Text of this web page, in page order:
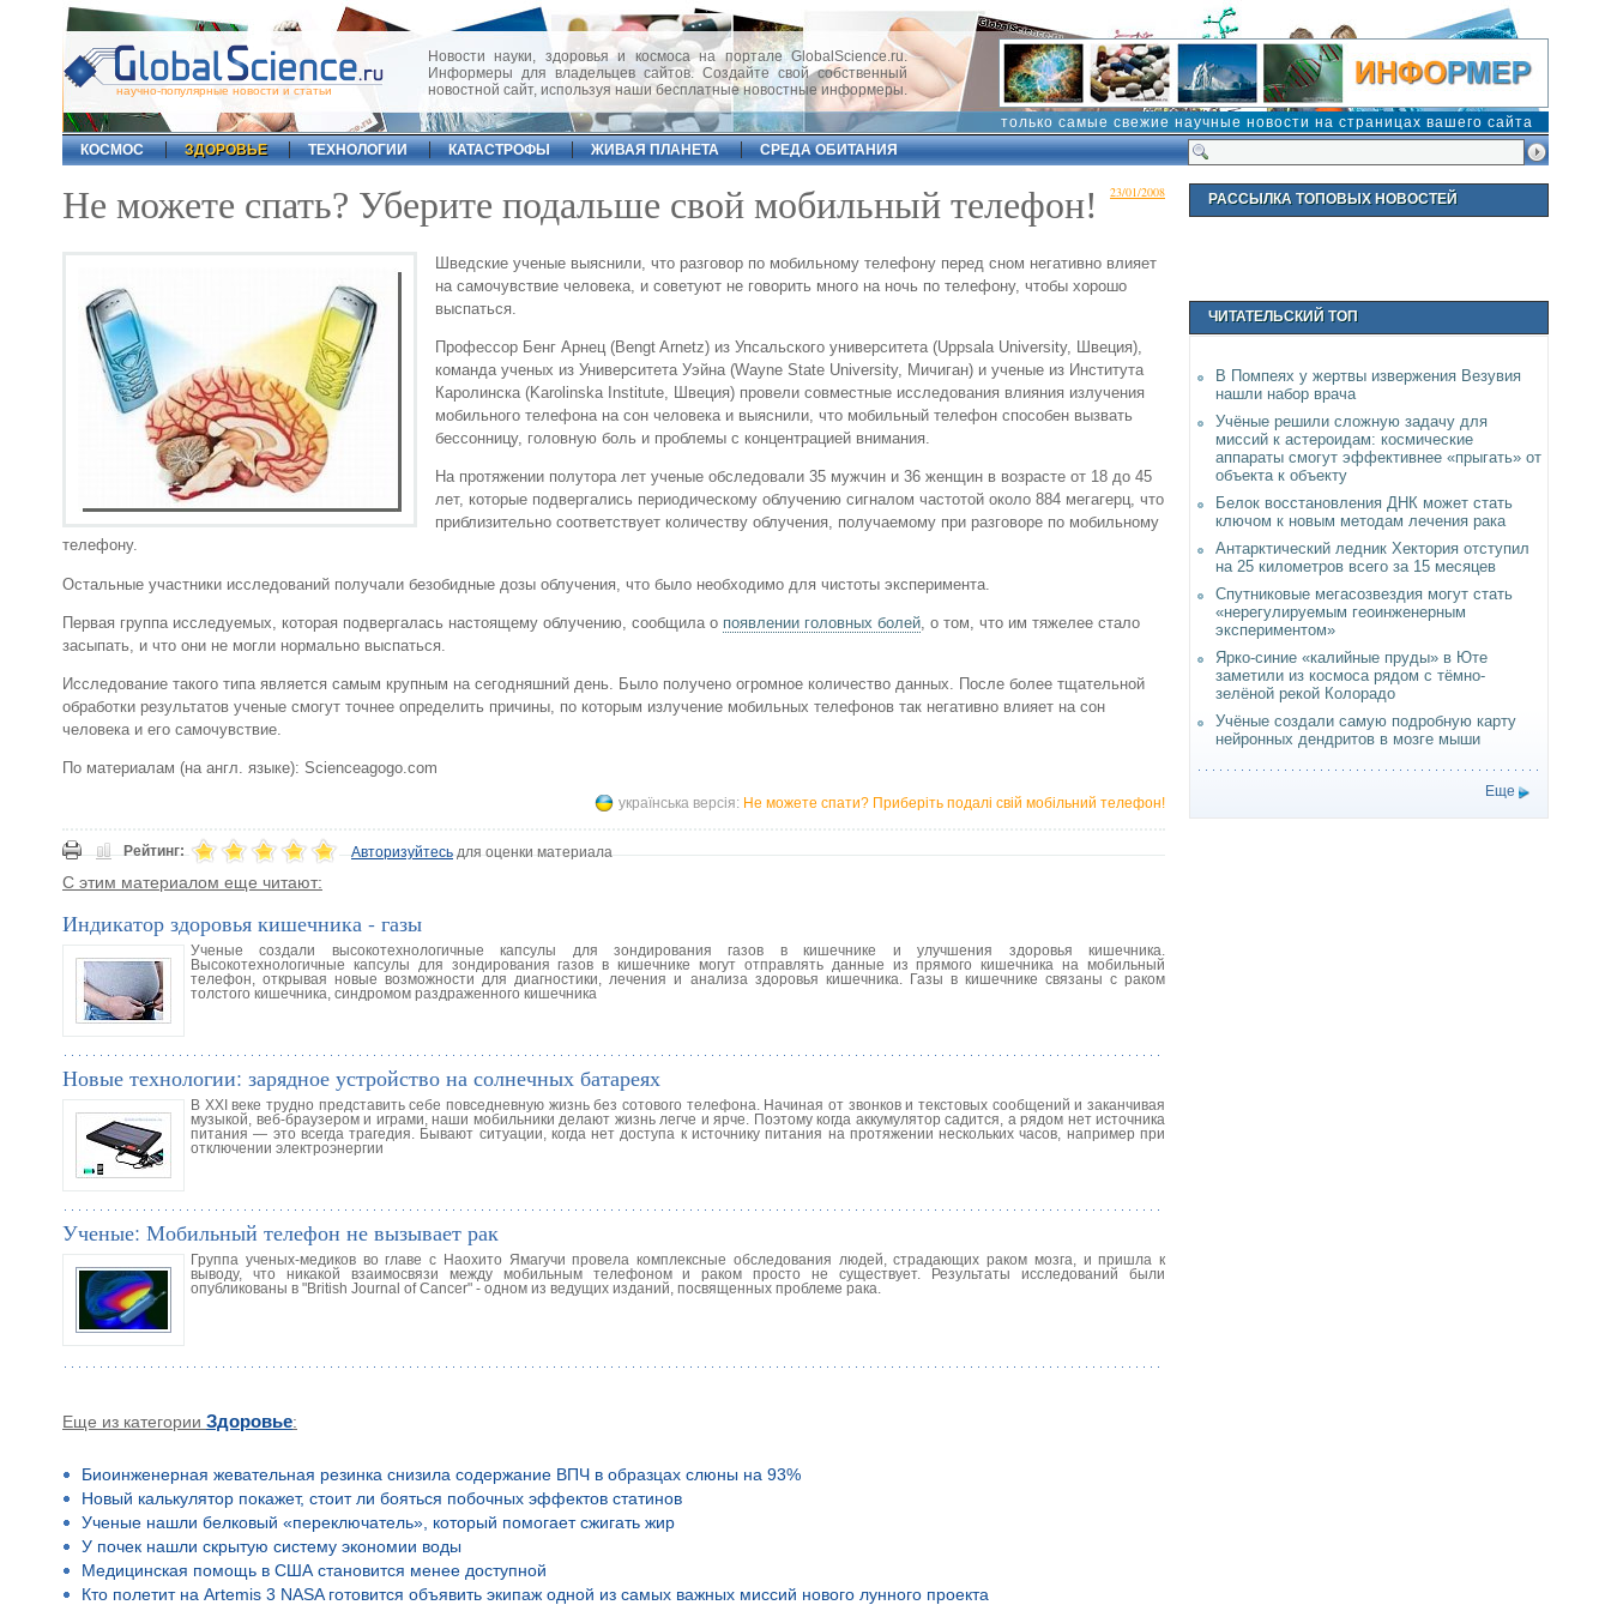
научно-популярные новости и статьи
Новости науки, здоровья и космоса на портале GlobalScience.ru.
Информеры для владельцев сайтов. Создайте свой собственный
новостной сайт, используя наши бесплатные новостные информеры.
только самые свежие научные новости на страницах вашего сайта
КОСМОС
ЗДОРОВЬЕ ТЕХНОЛОГИИ КАТАСТРОФЫ ЖИВАЯ ПЛАНЕТА СРЕДА ОБИТАНИЯ
23/01/2008
Не можете спать? Уберите подальше свой мобильный телефон!
Шведские ученые выяснили, что разговор по мобильному телефону перед сном негативно влияет
на самочувствие человека, и советуют не говорить много на ночь по телефону, чтобы хорошо
выспаться.
Профессор Бенг Арнец (Bengt Arnetz) из Упсальского университета (Uppsala University, Швеция),
команда ученых из Университета Уэйна (Wayne State University, Мичиган) и ученые из Института
Каролинска (Karolinska Institute, Швеция) провели совместные исследования влияния излучения
мобильного телефона на сон человека и выяснили, что мобильный телефон способен вызвать
бессонницу, головную боль и проблемы с концентрацией внимания.
На протяжении полутора лет ученые обследовали 35 мужчин и 36 женщин в возрасте от 18 до 45
лет, которые подвергались периодическому облучению сигналом частотой около 884 мегагерц, что
приблизительно соответствует количеству облучения, получаемому при разговоре по мобильному
телефону.
Остальные участники исследований получали безобидные дозы облучения, что было необходимо для чистоты эксперимента.
Первая группа исследуемых, которая подвергалась настоящему облучению, сообщила о появлении головных болей , о том, что им тяжелее стало
засыпать, и что они не могли нормально выспаться.
Исследование такого типа является самым крупным на сегодняшний день. Было получено огромное количество данных. После более тщательной
обработки результатов ученые смогут точнее определить причины, по которым излучение мобильных телефонов так негативно влияет на сон
человека и его самочувствие.
По материалам (на англ. языке): Scienceagogo.com
українська версія: Не можете спати? Приберіть подалі свій мобільний телефон!
Рейтинг: Авторизуйтесьдля оценки материала
С этим материалом еще читают:
Индикатор здоровья кишечника - газы
Ученые создали высокотехнологичные капсулы для зондирования газов в кишечнике и улучшения здоровья кишечника.
Высокотехнологичные капсулы для зондирования газов в кишечнике могут отправлять данные из прямого кишечника на мобильный
телефон, открывая новые возможности для диагностики, лечения и анализа здоровья кишечника. Газы в кишечнике связаны с раком
толстого кишечника, синдромом раздраженного кишечника
Новые технологии: зарядное устройство на солнечных батареях
В XXI веке трудно представить себе повседневную жизнь без сотового телефона. Начиная от звонков и текстовых сообщений и заканчивая
музыкой, веб-браузером и играми, наши мобильники делают жизнь легче и ярче. Поэтому когда аккумулятор садится, а рядом нет источника
питания — это всегда трагедия. Бывают ситуации, когда нет доступа к источнику питания на протяжении нескольких часов, например при
отключении электроэнергии
Ученые: Мобильный телефон не вызывает рак
Группа ученых-медиков во главе с Наохито Ямагучи провела комплексные обследования людей, страдающих раком мозга, и пришла к
выводу, что никакой взаимосвязи между мобильным телефоном и раком просто не существует. Результаты исследований были
опубликованы в "British Journal of Cancer" - одном из ведущих изданий, посвященных проблеме рака.
Еще из категории Здоровье:
Биоинженерная жевательная резинка снизила содержание ВПЧ в образцах слюны на 93%
Новый калькулятор покажет, стоит ли бояться побочных эффектов статинов
Ученые нашли белковый «переключатель», который помогает сжигать жир
У почек нашли скрытую систему экономии воды
Медицинская помощь в США становится менее доступной
Кто полетит на Artemis 3 NASA готовится объявить экипаж одной из самых важных миссий нового лунного проекта
РАССЫЛКА ТОПОВЫХ НОВОСТЕЙ
ЧИТАТЕЛЬСКИЙ ТОП
В Помпеях у жертвы извержения Везувия
нашли набор врача
Учёные решили сложную задачу для
миссий к астероидам: космические
аппараты смогут эффективнее «прыгать» от
объекта к объекту
Белок восстановления ДНК может стать
ключом к новым методам лечения рака
Антарктический ледник Хектория отступил
на 25 километров всего за 15 месяцев
Спутниковые мегасозвездия могут стать
«нерегулируемым геоинженерным
экспериментом»
Ярко-синие «калийные пруды» в Юте
заметили из космоса рядом с тёмно-
зелёной рекой Колорадо
Учёные создали самую подробную карту
нейронных дендритов в мозге мыши
Еще